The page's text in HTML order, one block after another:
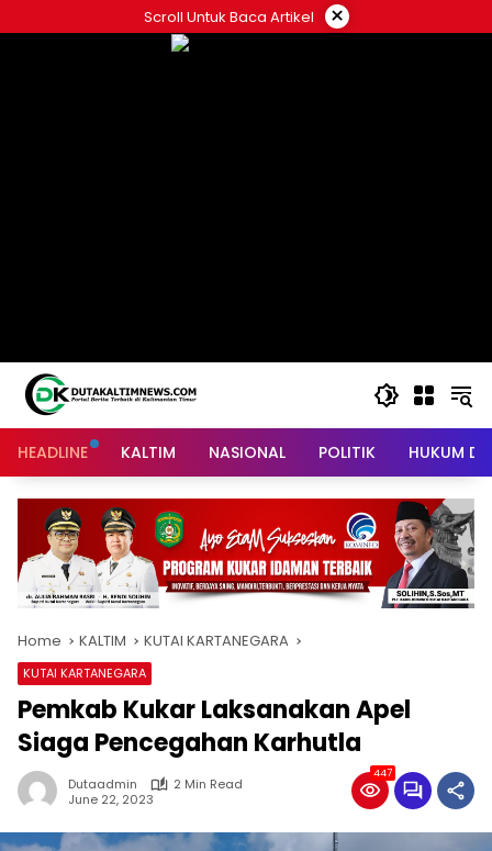
to
Scroll Untuk Baca Artikel ×
HEADLINE KALTIM NASIONAL POLITIK HUKUM
Home KALTIM KUTAI KARTANEGARA
KUTAI KARTANEGARA
Pemkab Kukar Laksanakan Apel
Siaga Pencegahan Karhutla
Dutaadmin
2 Min Read
June 22, 2023
447